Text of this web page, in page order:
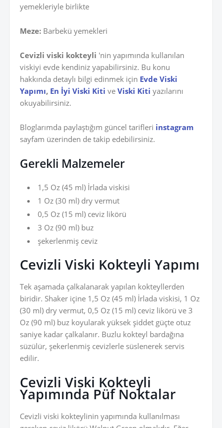
yemekleriyle birlikte
Meze: Barbekü yemekleri
Cevizli viski kokteyli 'nin yapımında kullanılan
viskiyi evde kendiniz yapabilirsiniz. Bu konu
hakkında detaylı bilgi edinmek için Evde Viski
Yapımı, En İyi Viski Kiti ve Viski Kiti yazılarını
okuyabilirsiniz.
Bloglarımda paylaştığım güncel tarifleri instagram
sayfam üzerinden de takip edebilirsiniz.
Gerekli Malzemeler
1,5 Oz (45 ml) İrlada viskisi
1 Oz (30 ml) dry vermut
0,5 Oz (15 ml) ceviz likörü
3 Oz (90 ml) buz
şekerlenmiş ceviz
Cevizli Viski Kokteyli Yapımı
Tek aşamada çalkalanarak yapılan kokteyllerden
biridir. Shaker içine 1,5 Oz (45 ml) İrlada viskisi, 1 Oz
(30 ml) dry vermut, 0,5 Oz (15 ml) ceviz likörü ve 3
Oz (90 ml) buz koyularak yüksek şiddet güçte otuz
saniye kadar çalkalanır. Buzlu kokteyl bardağına
süzülür, şekerlenmiş cevizlerle süslenerek servis
edilir.
Cevizli Viski Kokteyli
Yapımında Püf Noktalar
Cevizli viski kokteylinin yapımında kullanılması